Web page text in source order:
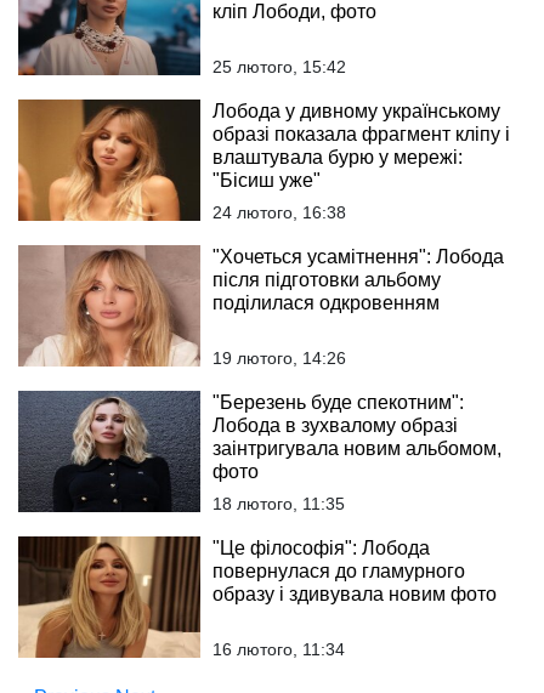
кліп Лободи, фото
25 лютого, 15:42
Лобода у дивному українському
образі показала фрагмент кліпу і
влаштувала бурю у мережі:
"Бісиш уже"
24 лютого, 16:38
"Хочеться усамітнення": Лобода
після підготовки альбому
поділилася одкровенням
19 лютого, 14:26
"Березень буде спекотним":
Лобода в зухвалому образі
заінтригувала новим альбомом,
фото
18 лютого, 11:35
"Це філософія": Лобода
повернулася до гламурного
образу і здивувала новим фото
16 лютого, 11:34